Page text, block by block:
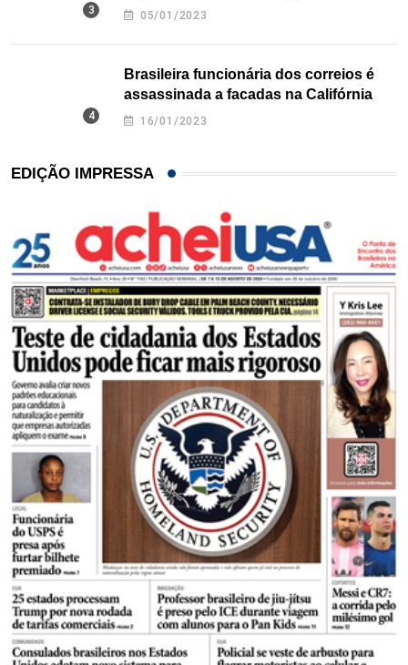
Texas
05/01/2023
Brasileira funcionária dos correios é
assassinada a facadas na Califórnia
16/01/2023
EDIÇÃO IMPRESSA